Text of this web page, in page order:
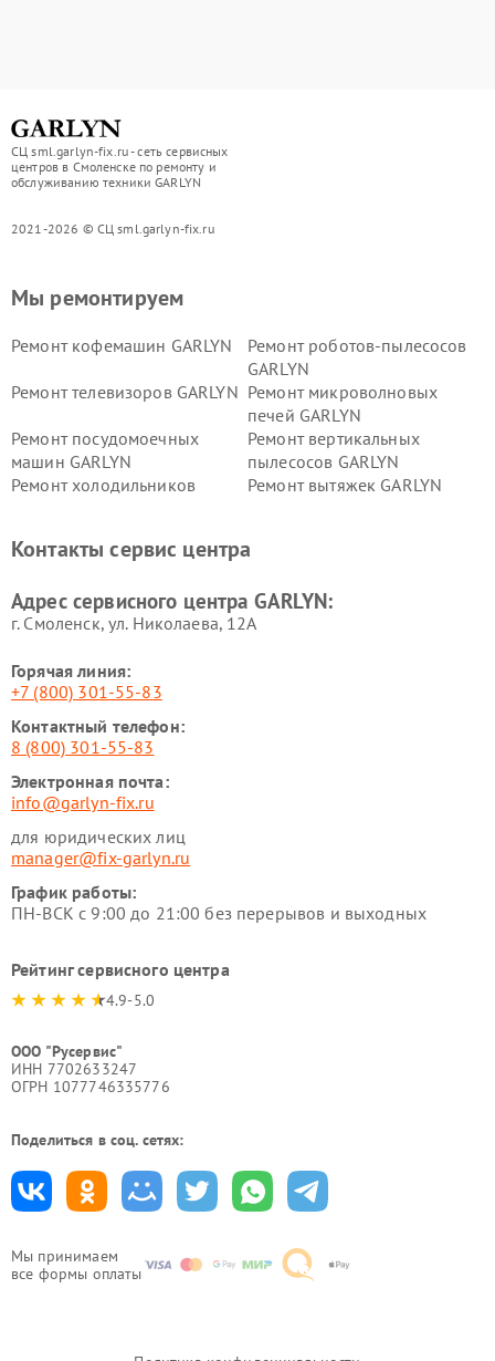
СЦ sml.garlyn-fix.ru - сеть сервисных
центров в Смоленске по ремонту и
обслуживанию техники GARLYN
2021-2026 © СЦ sml.garlyn-fix.ru
Мы принимаем
все формы оплаты
Мы ремонтируем
Ремонт кофемашин GARLYN
Ремонт роботов-пылесосов
GARLYN
Ремонт телевизоров GARLYN Ремонт микроволновых
печей GARLYN
Ремонт посудомоечных
машин GARLYN
Ремонт вертикальных
пылесосов GARLYN
Ремонт холодильников
Ремонт вытяжек GARLYN
стеклоочистителей GARLYN
GARLYN
GARLYN
Контакты сервис центра
Адрес сервисного центра GARLYN:
г. Смоленск, ул. Николаева, 12А
Горячая линия:
+7 (800) 301-55-83
Контактный телефон:
8 (800) 301-55-83
Электронная почта:
info@garlyn-fix.ru
для юридических лиц
manager@fix-garlyn.ru
График работы:
ПН-ВСК с 9:00 до 21:00 без перерывов и выходных
Рейтинг сервисного центра
4.9-5.0
ООО "Русервис"
ИНН 7702633247
ОГРН 1077746335776
Поделиться в соц. сетях: